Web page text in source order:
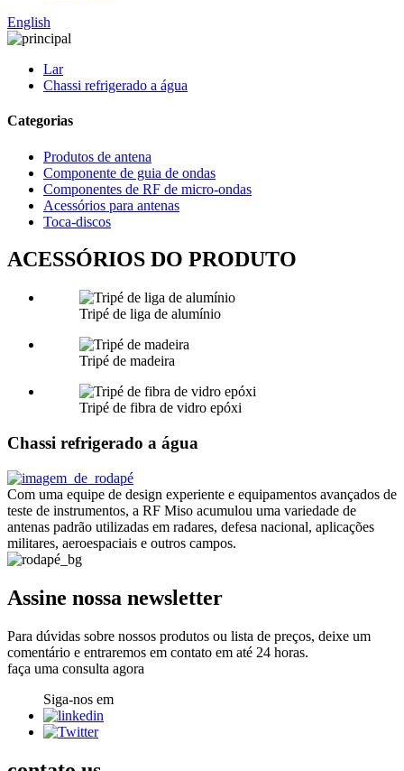
English
Lar
Chassi refrigerado a água
Categorias
Produtos de antena
Componente de guia de ondas
Componentes de RF de micro-ondas
Acessórios para antenas
Toca-discos
ACESSÓRIOS DO PRODUTO
Tripé de liga de alumínio
Tripé de madeira
Tripé de fibra de vidro epóxi
Chassi refrigerado a água
Com uma equipe de design experiente e equipamentos avançados de
teste de instrumentos, a RF Miso acumulou uma variedade de
antenas padrão utilizadas em radares, defesa nacional, aplicações
militares, aeroespaciais e outros campos.
Assine nossa newsletter
Para dúvidas sobre nossos produtos ou lista de preços, deixe um
comentário e entraremos em contato em até 24 horas.
faça uma consulta agora
Siga-nos em